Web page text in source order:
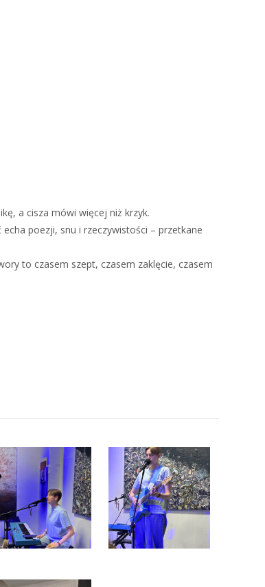
a cisza mówi więcej niż krzyk.
poezji, snu i rzeczywistości – przetkane
to czasem szept, czasem zaklęcie, czasem